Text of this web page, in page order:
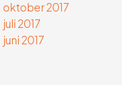
oktober 2017
juli 2017
juni 2017